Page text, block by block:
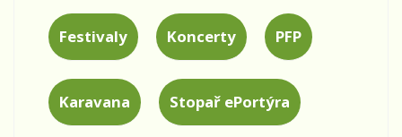
Festivaly Koncerty PFP
Karavana Stopař ePortýra